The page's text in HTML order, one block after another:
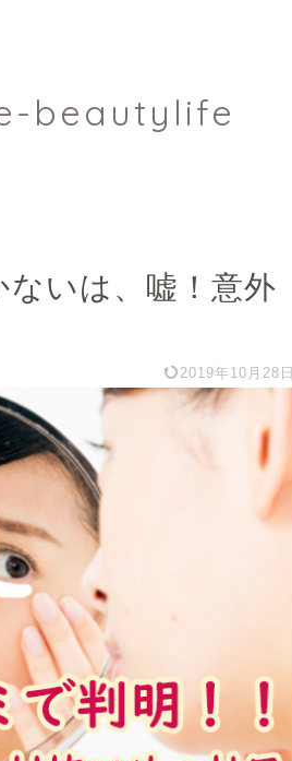
beautylife
いは、嘘！意外
2019年10月28日